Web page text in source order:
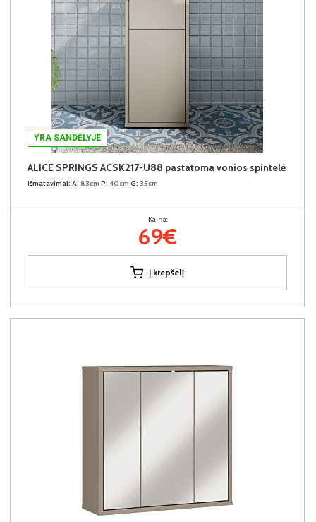
YRA SANDĖLYJE
ALICE SPRINGS ACSK217-U88 pastatoma vonios spintelė
Išmatavimai: A: 83cm P: 40cm G: 35cm
Kaina:
69€
Į krepšelį